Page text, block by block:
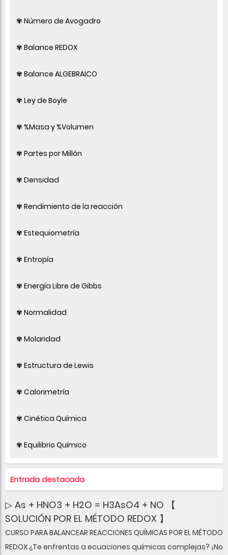
✾ Número de Avogadro
✾ Balance REDOX
✾ Balance ALGEBRAICO
✾ Ley de Boyle
✾ %Masa y %Volumen
✾ Partes por Millón
✾ Densidad
✾ Rendimiento de la reacción
✾ Estequiometría
✾ Entropía
✾ Energía Libre de Gibbs
✾ Normalidad
✾ Molaridad
✾ Estructura de Lewis
✾ Calorimetría
✾ Cinética Química
✾ Equilibrio Químico
Entrada destacada
▷ As + HNO3 + H2O = H3AsO4 + NO 【
SOLUCIÓN POR EL MÉTODO REDOX 】
CURSO PARA BALANCEAR REACCIONES QUÍMICAS POR EL MÉTODO
REDOX ¿Te enfrentas a ecuaciones químicas complejas? ¡No